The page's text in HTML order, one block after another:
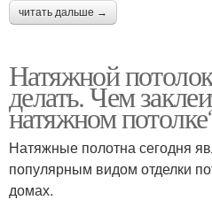
читать дальше →
Натяжной
делать. Чем
натяжном
Натяжные полотна сегодня
популярным видом отделки
домах.